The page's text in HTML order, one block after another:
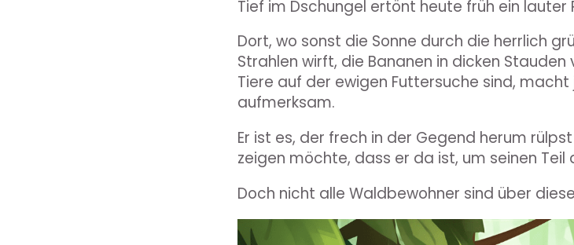
Tief im Dschungel ertönt heute früh ein lauter
Dort, wo sonst die Sonne durch die herrlich
Strahlen wirft, die Bananen in dicken
Tiere auf der ewigen Futtersuche sind,
aufmerksam.
Er ist es, der frech in der Gegend herum
zeigen möchte, dass er da ist, um seinen Teil
Doch nicht alle Waldbewohner sind über